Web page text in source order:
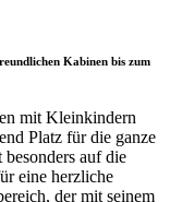
Kabinen bis zum
mit Kleinkindern
Platz für die ganze
auf die
eine herzliche
der mit seinem